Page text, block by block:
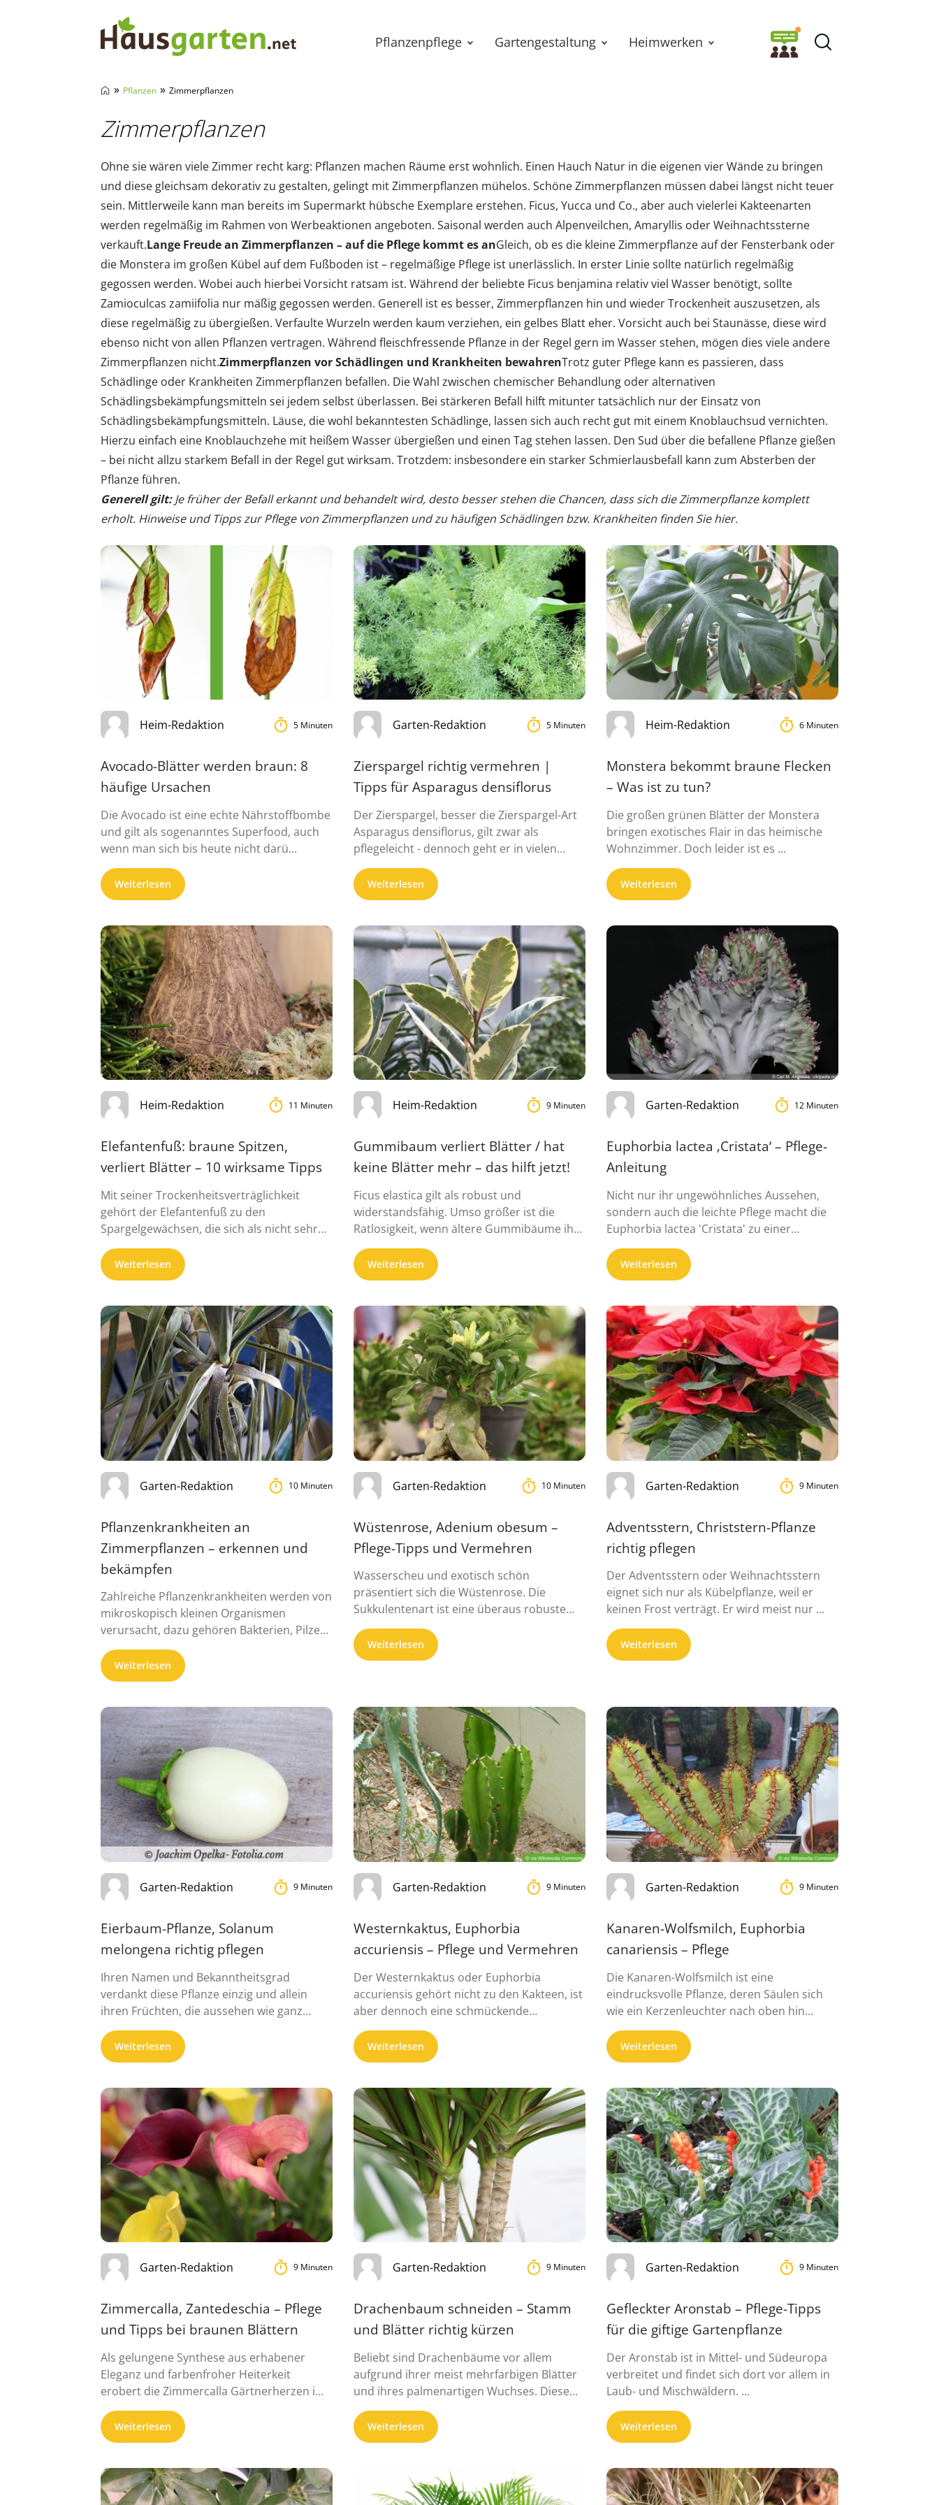
Pflanzenpflege Gartengestaltung Heimwerken
» Pflanzen » Zimmerpflanzen
Zimmerpflanzen
Ohne sie wären viele Zimmer recht karg: Pflanzen machen Räume erst wohnlich. Einen Hauch Natur in die eigenen vier Wände zu bringen
und diese gleichsam dekorativ zu gestalten, gelingt mit Zimmerpflanzen mühelos. Schöne Zimmerpflanzen müssen dabei längst nicht teuer
sein. Mittlerweile kann man bereits im Supermarkt hübsche Exemplare erstehen. Ficus, Yucca und Co., aber auch vielerlei Kakteenarten
werden regelmäßig im Rahmen von Werbeaktionen angeboten. Saisonal werden auch Alpenveilchen, Amaryllis oder Weihnachtssterne
verkauft.Lange Freude an Zimmerpflanzen – auf die Pflege kommt es anGleich, ob es die kleine Zimmerpflanze auf der Fensterbank oder
die Monstera im großen Kübel auf dem Fußboden ist – regelmäßige Pflege ist unerlässlich. In erster Linie sollte natürlich regelmäßig
gegossen werden. Wobei auch hierbei Vorsicht ratsam ist. Während der beliebte Ficus benjamina relativ viel Wasser benötigt, sollte
Zamioculcas zamiifolia nur mäßig gegossen werden. Generell ist es besser, Zimmerpflanzen hin und wieder Trockenheit auszusetzen, als
diese regelmäßig zu übergießen. Verfaulte Wurzeln werden kaum verziehen, ein gelbes Blatt eher. Vorsicht auch bei Staunässe, diese wird
ebenso nicht von allen Pflanzen vertragen. Während fleischfressende Pflanze in der Regel gern im Wasser stehen, mögen dies viele andere
Zimmerpflanzen nicht.Zimmerpflanzen vor Schädlingen und Krankheiten bewahrenTrotz guter Pflege kann es passieren, dass
Schädlinge oder Krankheiten Zimmerpflanzen befallen. Die Wahl zwischen chemischer Behandlung oder alternativen
Schädlingsbekämpfungsmitteln sei jedem selbst überlassen. Bei stärkeren Befall hilft mitunter tatsächlich nur der Einsatz von
Schädlingsbekämpfungsmitteln. Läuse, die wohl bekanntesten Schädlinge, lassen sich auch recht gut mit einem Knoblauchsud vernichten.
Hierzu einfach eine Knoblauchzehe mit heißem Wasser übergießen und einen Tag stehen lassen. Den Sud über die befallene Pflanze gießen
– bei nicht allzu starkem Befall in der Regel gut wirksam. Trotzdem: insbesondere ein starker Schmierlausbefall kann zum Absterben der
Pflanze führen.
Generell gilt:Je früher der Befall erkannt und behandelt wird, desto besser stehen die Chancen, dass sich die Zimmerpflanze komplett
erholt. Hinweise und Tipps zur Pflege von Zimmerpflanzen und zu häufigen Schädlingen bzw. Krankheiten finden Sie hier.
Heim-Redaktion 5 Minuten
Avocado-Blätter werden braun: 8
häufige Ursachen
Die Avocado ist eine echte Nährstoffbombe
und gilt als sogenanntes Superfood, auch
wenn man sich bis heute nicht darü...
Weiterlesen
Garten-Redaktion 5 Minuten
Zierspargel richtig vermehren |
Tipps für Asparagus densiflorus
Der Zierspargel, besser die Zierspargel-Art
Asparagus densiflorus, gilt zwar als
pflegeleicht - dennoch geht er in vielen
Haushalten schon nach ...
Weiterlesen
Heim-Redaktion 6 Minuten
Monstera bekommt braune Flecken
– Was ist zu tun?
Die großen grünen Blätter der Monstera
bringen exotisches Flair in das heimische
Wohnzimmer. Doch leider ist es ...
Weiterlesen
Heim-Redaktion 11 Minuten
Elefantenfuß: braune Spitzen,
verliert Blätter – 10 wirksame Tipps
Mit seiner Trockenheitsverträglichkeit
gehört der Elefantenfuß zu den
Spargelgewächsen, die sich als nicht sehr
kompliziert in der ...
Weiterlesen
Heim-Redaktion 9 Minuten
Gummibaum verliert Blätter / hat
keine Blätter mehr – das hilft jetzt!
Ficus elastica gilt als robust und
widerstandsfähig. Umso größer ist die
Ratlosigkeit, wenn ältere Gummibäume ihre
Blä...
Weiterlesen
Garten-Redaktion 12 Minuten
Euphorbia lactea ‚Cristata‘ – Pflege-
Anleitung
Nicht nur ihr ungewöhnliches Aussehen,
sondern auch die leichte Pflege macht die
Euphorbia lactea 'Cristata' zu einer
beliebten Zimmerpflanze ...
Weiterlesen
Garten-Redaktion 10 Minuten
Pflanzenkrankheiten an
Zimmerpflanzen – erkennen und
bekämpfen
Zahlreiche Pflanzenkrankheiten werden von
mikroskopisch kleinen Organismen
verursacht, dazu gehören Bakterien, Pilze
und Viren. Diese dringen in Pflanzenzellen
ein ...Weiterlesen
Garten-Redaktion 10 Minuten
Wüstenrose, Adenium obesum –
Pflege-Tipps und Vermehren
Wasserscheu und exotisch schön
präsentiert sich die Wüstenrose. Die
Sukkulentenart ist eine überaus robuste
Zimmerpflanze aus der ...
Weiterlesen
Garten-Redaktion 9 Minuten
Adventsstern, Christstern-Pflanze
richtig pflegen
Der Adventsstern oder Weihnachtsstern
eignet sich nur als Kübelpflanze, weil er
keinen Frost verträgt. Er wird meist nur ...
Weiterlesen
Garten-Redaktion 9 Minuten
Eierbaum-Pflanze, Solanum
melongena richtig pflegen
Ihren Namen und Bekanntheitsgrad
verdankt diese Pflanze einzig und allein
ihren Früchten, die aussehen wie ganz
gewöhnliche Hü...
Weiterlesen
Garten-Redaktion 9 Minuten
Westernkaktus, Euphorbia
accuriensis – Pflege und Vermehren
Der Westernkaktus oder Euphorbia
accuriensis gehört nicht zu den Kakteen, ist
aber dennoch eine schmückende
Sukkulente. Verhältnismäß...
Weiterlesen
Garten-Redaktion 9 Minuten
Kanaren-Wolfsmilch, Euphorbia
canariensis – Pflege
Die Kanaren-Wolfsmilch ist eine
eindrucksvolle Pflanze, deren Säulen sich
wie ein Kerzenleuchter nach oben hin
verzweigen. Ihre Heimat sind ...
Weiterlesen
Garten-Redaktion 9 Minuten
Zimmercalla, Zantedeschia – Pflege
und Tipps bei braunen Blättern
Als gelungene Synthese aus erhabener
Eleganz und farbenfroher Heiterkeit
erobert die Zimmercalla Gärtnerherzen im
Sturm. Es sind die apart ...
Weiterlesen
Garten-Redaktion 9 Minuten
Drachenbaum schneiden – Stamm
und Blätter richtig kürzen
Beliebt sind Drachenbäume vor allem
aufgrund ihrer meist mehrfarbigen Blätter
und ihres palmenartigen Wuchses. Diese
Pflanzen sind jedoch ...
Weiterlesen
Garten-Redaktion 9 Minuten
Gefleckter Aronstab – Pflege-Tipps
für die giftige Gartenpflanze
Der Aronstab ist in Mittel- und Südeuropa
verbreitet und findet sich dort vor allem in
Laub- und Mischwäldern. ...
Weiterlesen